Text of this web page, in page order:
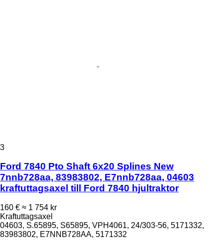
3
Ford 7840 Pto Shaft 6x20 Splines New
7nnb728aa, 83983802, E7nnb728aa, 04603
kraftuttagsaxel till Ford 7840 hjultraktor
160 € ≈ 1 754 kr
Kraftuttagsaxel
04603, S.65895, S65895, VPH4061, 24/303-56, 5171332,
83983802, E7NNB728AA, 5171332